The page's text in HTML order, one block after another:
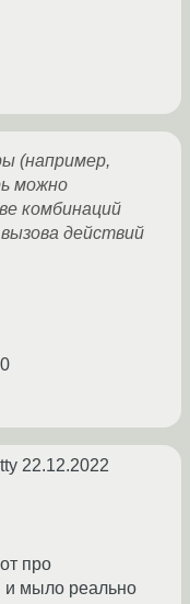
(например,
можно
комбинаций
действий
22.12.2022
про
мыло реально